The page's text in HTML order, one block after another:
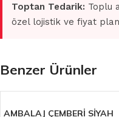
Toptan Tedarik: Toplu
özel lojistik ve fiyat
Benzer Ürünler
AMBALAJ ÇEMBERİ SİYAH